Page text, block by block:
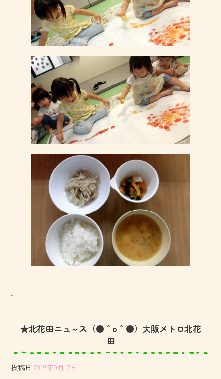
。
★北花田ニュ～ス（●＾o＾●）大阪メトロ北花
田
投稿日 2019年9月17日